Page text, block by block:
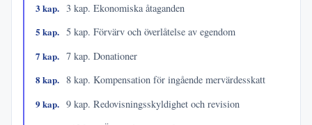
3 kap. 3 kap. Ekonomiska åtaganden
5 kap. 5 kap. Förvärv och överlåtelse av egendom
7 kap. 7 kap. Donationer
8 kap. 8 kap. Kompensation för ingående mervärdesskatt
9 kap. 9 kap. Redovisningsskyldighet och revision